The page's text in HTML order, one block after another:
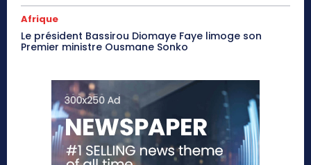
Afrique
Le président Bassirou Diomaye Faye limoge son
Premier ministre Ousmane Sonko